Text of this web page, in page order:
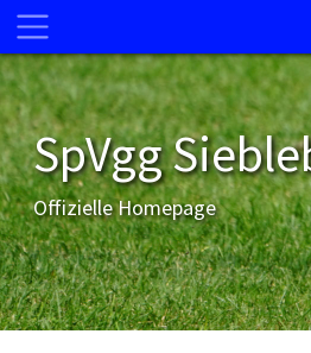
SpVgg
Offizielle Homepage